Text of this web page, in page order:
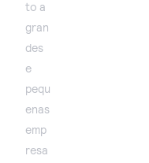
to a
gran
des
e
pequ
enas
emp
resa